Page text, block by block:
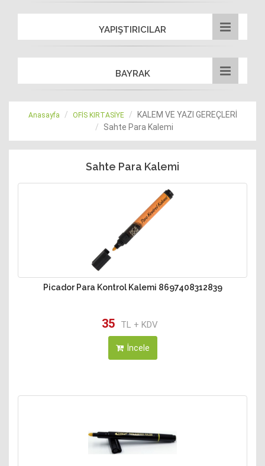
YAPIŞTIRICILAR
BAYRAK
Anasayfa OFİS KIRTASİYE
KALEM VE YAZI GEREÇLERİ
Sahte Para Kalemi
Sahte Para Kalemi
Picador Para Kontrol Kalemi 8697408312839
35 TL + KDV
İncele